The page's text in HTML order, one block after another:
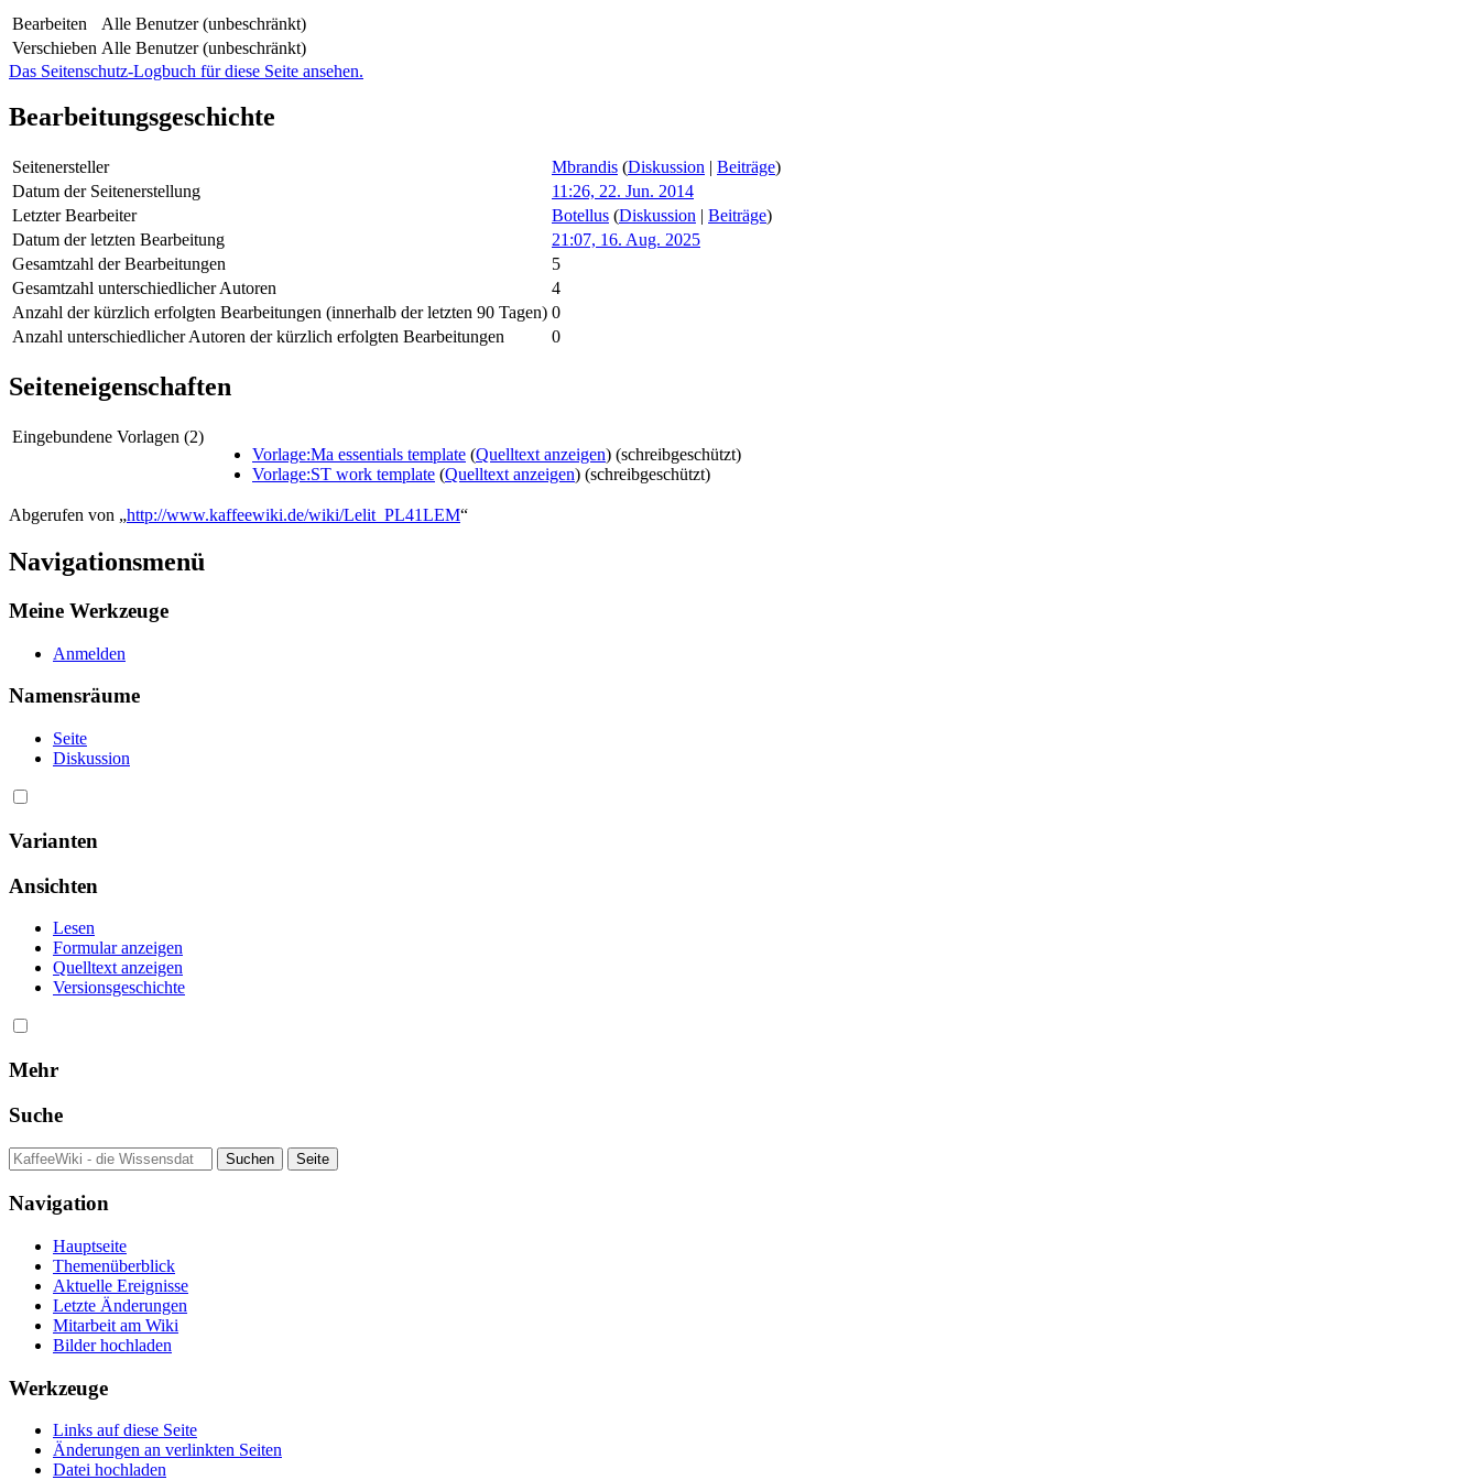
Bearbeiten
Alle Benutzer (unbeschränkt)
Verschieben Alle Benutzer (unbeschränkt)
Das Seitenschutz-Logbuch für diese Seite ansehen.
Bearbeitungsgeschichte
Seitenersteller Mbrandis (Diskussion | Beiträge)
Datum der Seitenerstellung
11:26, 22. Jun. 2014
Letzter Bearbeiter
Botellus (Diskussion | Beiträge)
Datum der letzten Bearbeitung
21:07, 16. Aug. 2025
Gesamtzahl der Bearbeitungen
5
Gesamtzahl unterschiedlicher Autoren
4
Anzahl der kürzlich erfolgten Bearbeitungen (innerhalb der letzten 90 Tagen) 0
Anzahl unterschiedlicher Autoren der kürzlich erfolgten Bearbeitungen
0
Seiteneigenschaften
Eingebundene Vorlagen (2)
Vorlage:Ma essentials template (Quelltext anzeigen) (schreibgeschützt)
Vorlage:ST work template (Quelltext anzeigen) (schreibgeschützt)
Abgerufen von „http://www.kaffeewiki.de/wiki/Lelit_PL41LEM“
Navigationsmenü
Meine Werkzeuge
Anmelden
Namensräume
Seite
Diskussion
Varianten
Ansichten
Lesen
Formular anzeigen
Quelltext anzeigen
Versionsgeschichte
Mehr
Suche
Navigation
Hauptseite
Themenüberblick
Aktuelle Ereignisse
Letzte Änderungen
Mitarbeit am Wiki
Bilder hochladen
Werkzeuge
Links auf diese Seite
Änderungen an verlinkten Seiten
Datei hochladen